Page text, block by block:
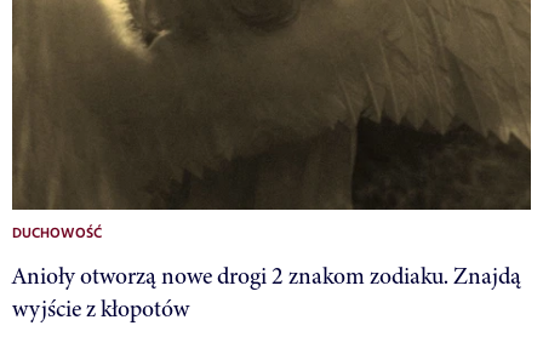
DUCHOWOŚĆ
Anioły otworzą nowe drogi 2 znakom zodiaku. Znajdą
wyjście z kłopotów